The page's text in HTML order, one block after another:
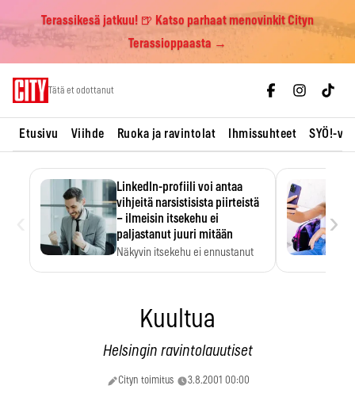
Terassikesä jatkuu! 🍺 Katso parhaat menovinkit Cityn
Terassioppaasta →
Tätä et odottanut
Etusivu Viihde Ruoka ja ravintolat Ihmissuhteet SYÖ!-
LinkedIn-profiili voi antaa
vihjeitä narsistisista piirteistä
– ilmeisin itsekehu ei
paljastanut juuri mitään
Näkyvin itsekehu ei ennustanut
›
Kuultua
Helsingin ravintolauutiset
Cityn toimitus 3.8.2001 00:00